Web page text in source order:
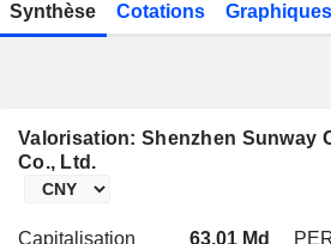
Synthèse Cotations Graphiques
Valorisation: Shenzhen Sunway
Co., Ltd.
Capitalisation 63,01 Md